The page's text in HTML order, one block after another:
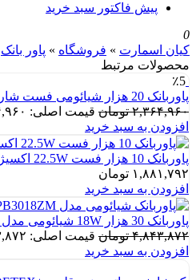
پیش فاکتور سبد خرید
0
کیان اسمارت » فروشگاه » پاور بانک
محصولات مرتبط
٪5
پاوربانک 20 هزار شیائومی فست شارژ مدل PB200LZM
۲,۳۶۴,۹۶۰ تومان قیمت اصلی: ۲,۳۶۴,۹۶۰ تومان بود.
افزودن به سبد خرید
پاوربانک 10 هزار فست 22.5W اکسیژن مدل OX-110
۱,۸۸۱,۷۹۲ تومان
افزودن به سبد خرید
پاوربانک 30 هزار 18W شیائومی مدل PB3018ZM (اصل)
۴,۸۴۳,۸۷۲ تومان قیمت اصلی: ۴,۸۴۳,۸۷۲ تومان بود.
افزودن به سبد خرید